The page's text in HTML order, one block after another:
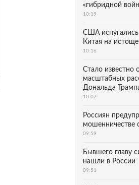
«гибридной
10:19
США испугались
Китая на
10:16
Стало известно
масштабных
Дональда
10:07
Россиян
09:59
Бывшего главу
нашли в России
09:51